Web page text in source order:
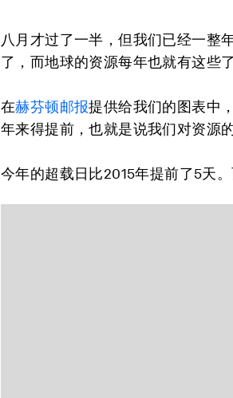
八月才过了一半，但我们已经一整
了，而地球的资源每年也就有这些了
在赫芬顿邮报提供给我们的图表中
年来得提前，也就是说我们对资源
今年的超载日比2015年提前了5天